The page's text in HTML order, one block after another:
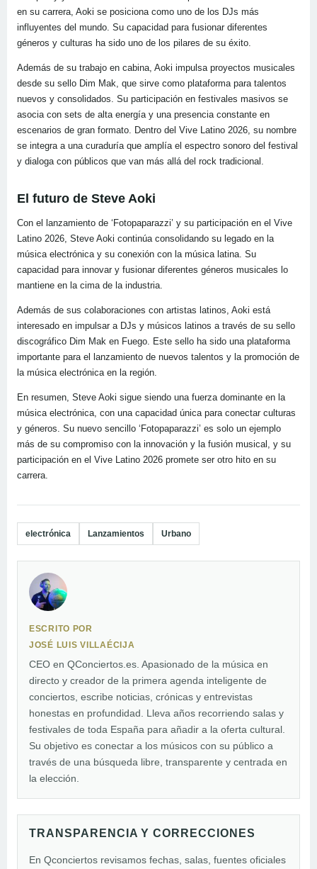
en su carrera, Aoki se posiciona como uno de los DJs más
influyentes del mundo. Su capacidad para fusionar diferentes
géneros y culturas ha sido uno de los pilares de su éxito.
Además de su trabajo en cabina, Aoki impulsa proyectos musicales
desde su sello Dim Mak, que sirve como plataforma para talentos
nuevos y consolidados. Su participación en festivales masivos se
asocia con sets de alta energía y una presencia constante en
escenarios de gran formato. Dentro del Vive Latino 2026, su nombre
se integra a una curaduría que amplía el espectro sonoro del festival
y dialoga con públicos que van más allá del rock tradicional.
El futuro de Steve Aoki
Con el lanzamiento de ‘Fotopaparazzi’ y su participación en el Vive
Latino 2026, Steve Aoki continúa consolidando su legado en la
música electrónica y su conexión con la música latina. Su
capacidad para innovar y fusionar diferentes géneros musicales lo
mantiene en la cima de la industria.
Además de sus colaboraciones con artistas latinos, Aoki está
interesado en impulsar a DJs y músicos latinos a través de su sello
discográfico Dim Mak en Fuego. Este sello ha sido una plataforma
importante para el lanzamiento de nuevos talentos y la promoción de
la música electrónica en la región.
En resumen, Steve Aoki sigue siendo una fuerza dominante en la
música electrónica, con una capacidad única para conectar culturas
y géneros. Su nuevo sencillo ‘Fotopaparazzi’ es solo un ejemplo
más de su compromiso con la innovación y la fusión musical, y su
participación en el Vive Latino 2026 promete ser otro hito en su
carrera.
electrónica Lanzamientos Urbano
ESCRITO POR
JOSÉ LUIS VILLAÉCIJA
CEO en QConciertos.es. Apasionado de la música en
directo y creador de la primera agenda inteligente de
conciertos, escribe noticias, crónicas y entrevistas
honestas en profundidad. Lleva años recorriendo salas y
festivales de toda España para añadir a la oferta cultural.
Su objetivo es conectar a los músicos con su público a
través de una búsqueda libre, transparente y centrada en
la elección.
TRANSPARENCIA Y CORRECCIONES
En Qconciertos revisamos fechas, salas, fuentes oficiales